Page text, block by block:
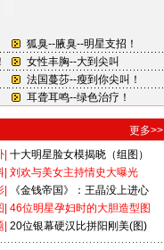
更多>>
十大明星脸女模揭晓（组图）
刘欢与美女主持情史大曝光
《金钱帝国》：王晶没上进心
46位明星孕妇时的大胆造型图
20位银幕硬汉比拼阳刚美(图)